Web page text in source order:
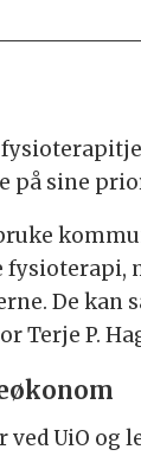
på sine
De kan
Ter­je P.
ved UiO